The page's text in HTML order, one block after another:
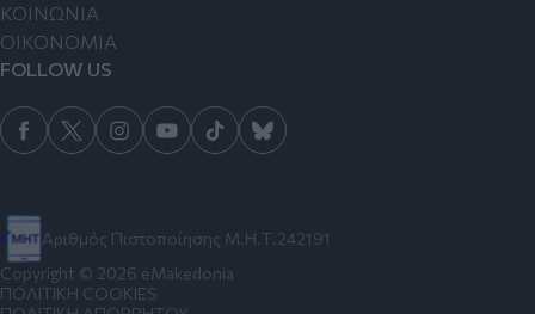
Αριθμός Πιστοποίησης Μ.Η.Τ.242191
ΚΟΙΝΩΝΙΑ
ΟΙΚΟΝΟΜΙΑ
FOLLOW US
Copyright © 2026 eMakedonia
ΠΟΛΙΤΙΚΗ COOKIES